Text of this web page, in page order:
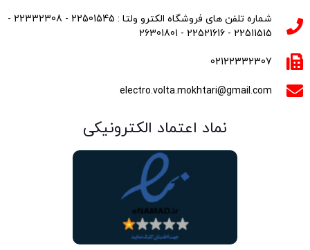
شماره تلفن های فروشگاه الکترو ولتا : 22501545 - 22332308 -
22511515 - 22521616 - 26301801
02122332307
electro.volta.mokhtari@gmail.com
نماد اعتماد الکترونیکی